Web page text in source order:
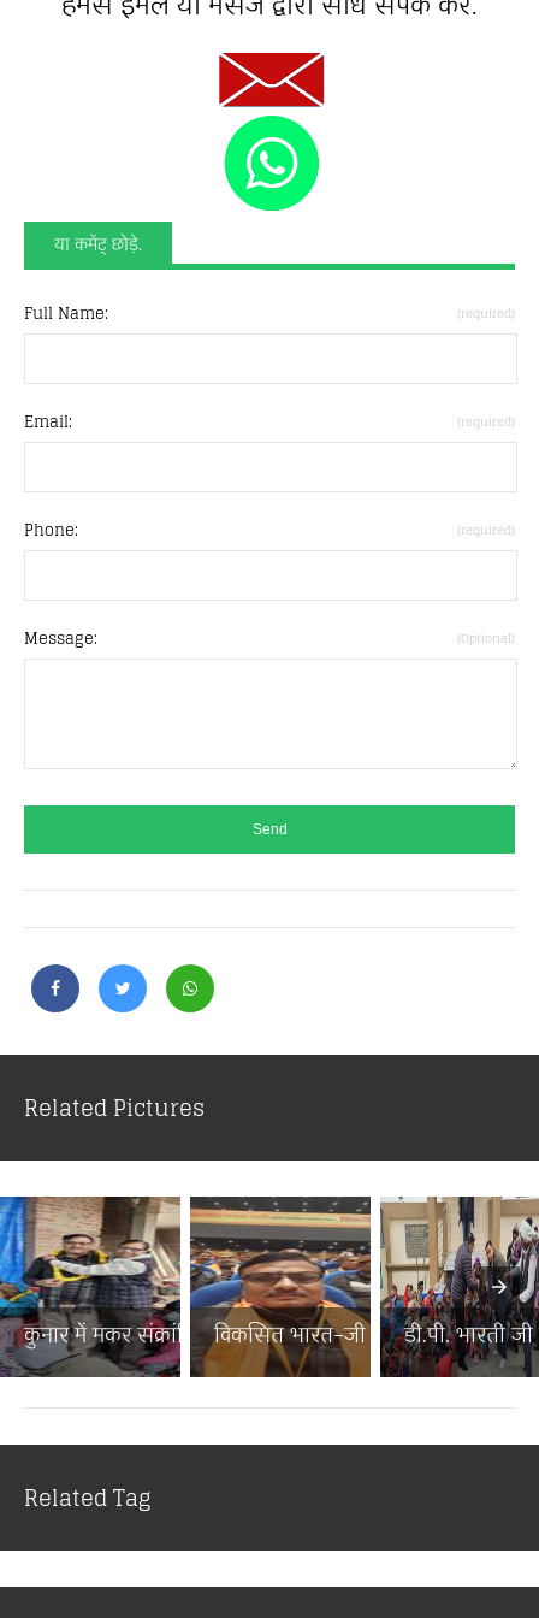
या कमेंट् छोड़े.
Full Name: (required)
Email: (required)
Phone: (required)
Message: (Optional)
Related Pictures
कुनार में मकर संक्रांति पर...विकसित भारत–जी राम जी जनज...
डी.पी. भारती
Related Tag